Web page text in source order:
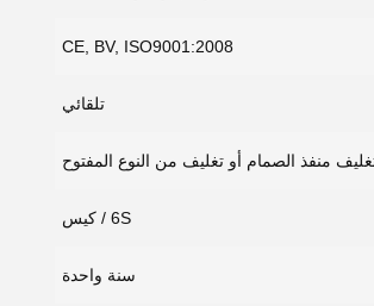
CE, BV, ISO9001:2008
تلقائي
منفذ الصمام أو تغليف من النوع المفتوح
6S / كيس
سنة واحدة